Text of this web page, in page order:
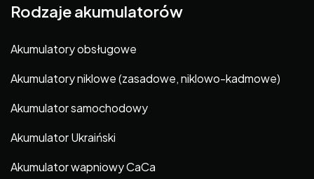
Rodzaje akumulatorów
Akumulatory obsługowe
Akumulatory niklowe (zasadowe, niklowo-kadmowe)
Akumulator samochodowy
Akumulator Ukraiński
Akumulator wapniowy CaCa